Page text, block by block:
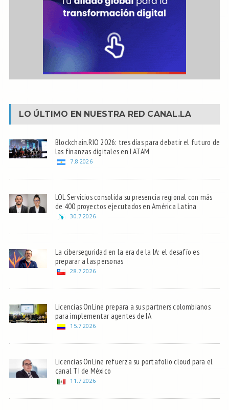
LO ÚLTIMO EN NUESTRA RED CANAL.LA
Blockchain.RIO 2026: tres días para debatir el futuro de
las finanzas digitales en LATAM
7.8.2026
LOL Servicios consolida su presencia regional con más
de 400 proyectos ejecutados en América Latina
30.7.2026
La ciberseguridad en la era de la IA: el desafío es
preparar a las personas
28.7.2026
Licencias OnLine prepara a sus partners colombianos
para implementar agentes de IA
15.7.2026
Licencias OnLine refuerza su portafolio cloud para el
canal TI de México
11.7.2026